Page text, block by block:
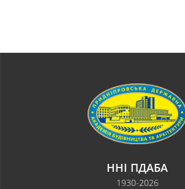
ННІ ПДАБА
1930-2026